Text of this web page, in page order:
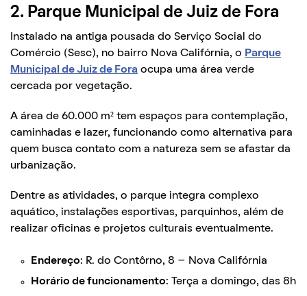
2. Parque Municipal de Juiz de Fora
Instalado na antiga pousada do Serviço Social do
Comércio (Sesc), no bairro Nova Califórnia, o Parque
Municipal de Juiz de Fora ocupa uma área verde
cercada por vegetação.
A área de 60.000 m² tem espaços para contemplação,
caminhadas e lazer, funcionando como alternativa para
quem busca contato com a natureza sem se afastar da
urbanização.
Dentre as atividades, o parque integra complexo
aquático, instalações esportivas, parquinhos, além de
realizar oficinas e projetos culturais eventualmente.
Endereço: R. do Contôrno, 8 – Nova Califórnia
Horário de funcionamento: Terça a domingo, das 8h